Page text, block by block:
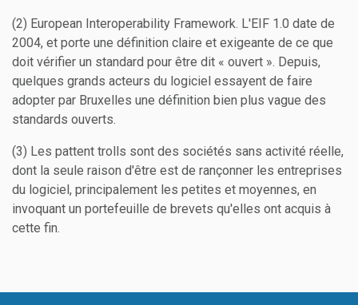
(2) European Interoperability Framework. L'EIF 1.0 date de
2004, et porte une définition claire et exigeante de ce que
doit vérifier un standard pour être dit « ouvert ». Depuis,
quelques grands acteurs du logiciel essayent de faire
adopter par Bruxelles une définition bien plus vague des
standards ouverts.
(3) Les pattent trolls sont des sociétés sans activité réelle,
dont la seule raison d'être est de rançonner les entreprises
du logiciel, principalement les petites et moyennes, en
invoquant un portefeuille de brevets qu'elles ont acquis à
cette fin.